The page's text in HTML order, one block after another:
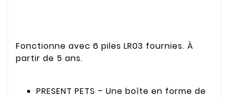
Fonctionne avec 6 piles LR03 fournies. À
partir de 5 ans.
PRESENT PETS – Une boîte en forme de